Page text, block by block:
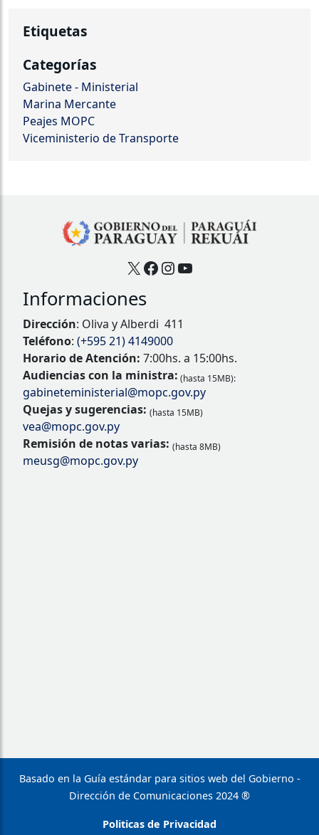
Etiquetas
Categorías
Gabinete - Ministerial
Marina Mercante
Peajes MOPC
Viceministerio de Transporte
X Facebook
Instagram
YouTube
Informaciones
Dirección: Oliva y Alberdi 411
Teléfono: (+595 21) 4149000
Horario de Atención: 7:00hs. a 15:00hs.
Audiencias con la ministra: (hasta 15MB):
gabineteministerial@mopc.gov.py
Quejas y sugerencias: (hasta 15MB)
vea@mopc.gov.py
Remisión de notas varias: (hasta 8MB)
meusg@mopc.gov.py
Basado en la Guía estándar para sitios web del Gobierno -
Dirección de Comunicaciones 2024 ®
Politicas de Privacidad